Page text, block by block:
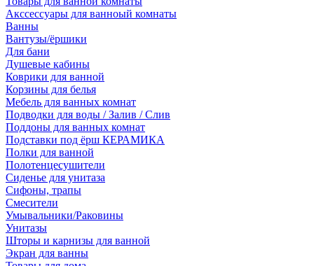
Акссессуары для ванноый комнаты
Ванны
Вантузы/ёршики
Для бани
Душевые кабины
Коврики для ванной
Корзины для белья
Мебель для ванных комнат
Подводки для воды / Залив / Слив
Поддоны для ванных комнат
Подставки под ёрш КЕРАМИКА
Полки для ванной
Полотенцесушители
Сиденье для унитаза
Сифоны, трапы
Смесители
Умывальники/Раковины
Унитазы
Шторы и карнизы для ванной
Экран для ванны